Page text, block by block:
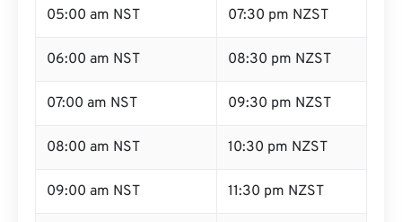
05:00 am NST 07:30 pm NZST
06:00 am NST 08:30 pm NZST
07:00 am NST 09:30 pm NZST
08:00 am NST 10:30 pm NZST
09:00 am NST 11:30 pm NZST